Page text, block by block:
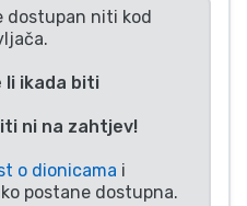
dostupan niti kod
li ikada biti
ni na zahtjev!
o dionicama i
postane dostupna.